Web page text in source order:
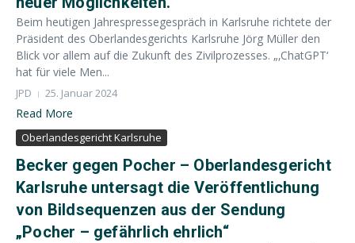
Beim heutigen Jahrespressegespräch in Karlsruhe richtete der
Präsident des Oberlandesgerichts Karlsruhe Jörg Müller den
Blick vor allem auf die Zukunft des Zivilprozesses. „‚ChatGPT‘
hat für viele Men...
JPD 25. Januar 2024
Read More
Oberlandesgericht Karlsruhe
Becker gegen Pocher – Oberlandesgericht
Karlsruhe untersagt die Veröffentlichung
von Bildsequenzen aus der Sendung
„Pocher – gefährlich ehrlich“